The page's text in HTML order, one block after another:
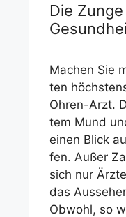
Die
Machen Sie
ten
Ohren-Arzt.
tem Mund
einen Blick
fen. Außer
sich nur
das
Obwohl, so